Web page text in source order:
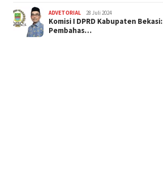
ADVETORIAL 28 Juli 2024
Komisi I DPRD Kabupaten Bekasi:
Pembahas…